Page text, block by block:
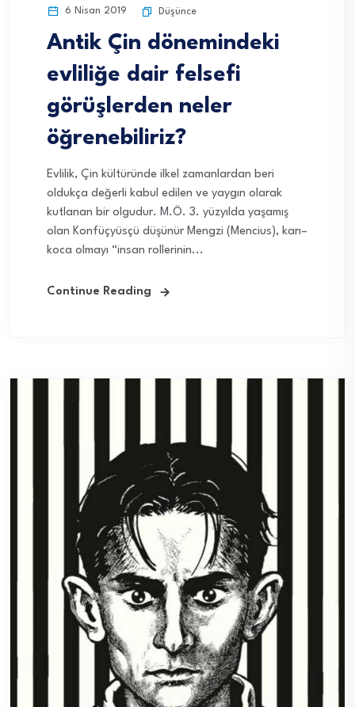
6 Nisan 2019 Düşünce
Antik Çin dönemindeki
evliliğe dair felsefi
görüşlerden neler
öğrenebiliriz?
Evlilik, Çin kültüründe ilkel zamanlardan beri
oldukça değerli kabul edilen ve yaygın olarak
kutlanan bir olgudur. M.Ö. 3. yüzyılda yaşamış
olan Konfüçyüsçü düşünür Mengzi (Mencius), karı–
koca olmayı “insan rollerinin...
Continue Reading